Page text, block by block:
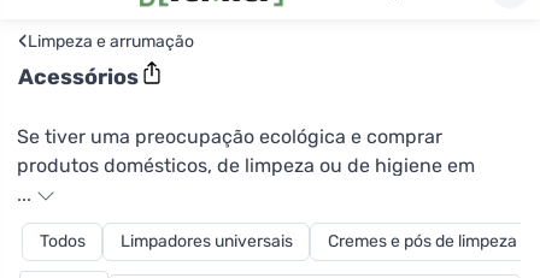
‹Limpeza e arrumação
Acessórios
Se tiver uma preocupação ecológica e comprar
produtos domésticos, de limpeza ou de higiene em
embalagens maiores, encontrará certamente à mão a
torneira para o recipiente de plástico Tierra Verde. A sua
utilização evitará o derramamento de produtos líquidos
...
Todos Limpadores universais Cremes e pós de limpeza